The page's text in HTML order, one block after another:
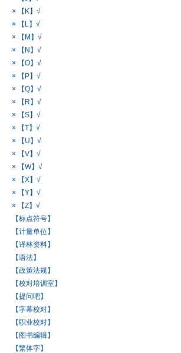
× 【K】√
× 【L】√
× 【M】√
× 【N】√
× 【O】√
× 【P】√
× 【Q】√
× 【R】√
× 【S】√
× 【T】√
× 【U】√
× 【V】√
× 【W】√
× 【X】√
× 【Y】√
× 【Z】√
【标点符号】
【计量单位】
【译林资料】
【语法】
【政策法规】
【校对培训室】
【提问吧】
【字幕校对】
【职业校对】
【图书编辑】
【繁体字】